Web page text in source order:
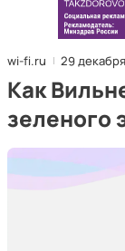
wi-fi.ru 29 декабря
Как
зеленого